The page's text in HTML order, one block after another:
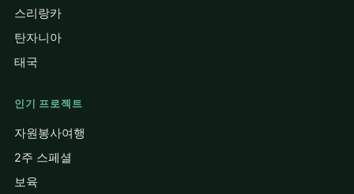
스리랑카
탄자니아
태국
인기 프로젝트
자원봉사여행
2주 스페셜
보육